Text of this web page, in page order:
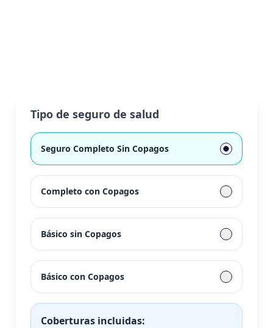
Tipo de seguro de salud
Seguro Completo Sin Copagos
Completo con Copagos
Básico sin Copagos
Básico con Copagos
Coberturas incluidas: